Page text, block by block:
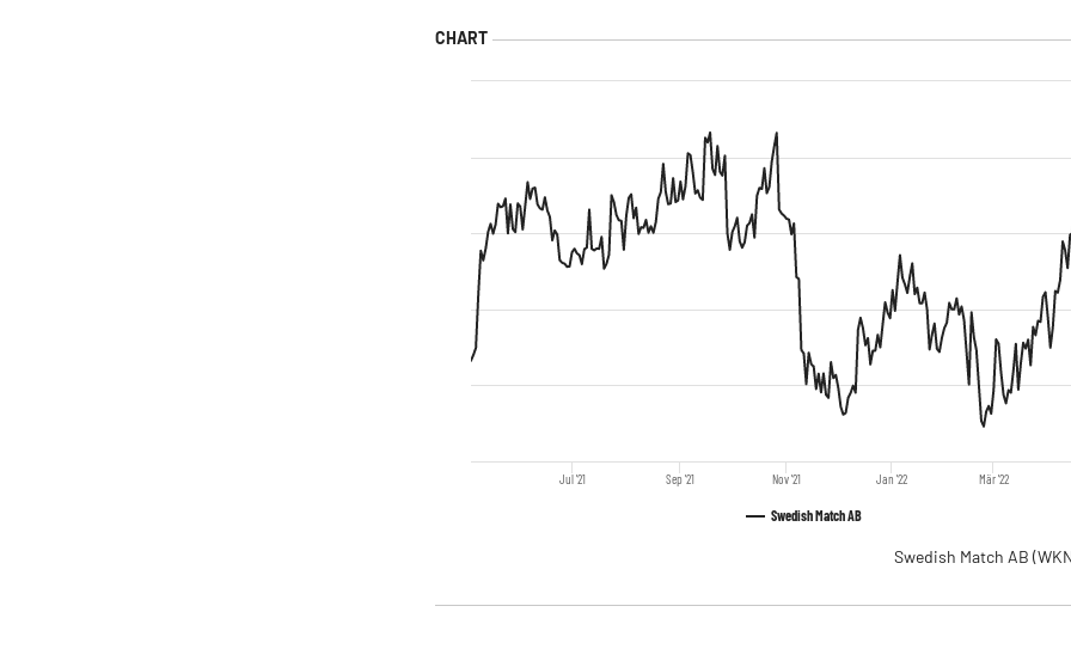
Swedish Match AB
Jul '21 Sep '21 Nov '21 Jan '22 Mär '22
Swedish Match AB